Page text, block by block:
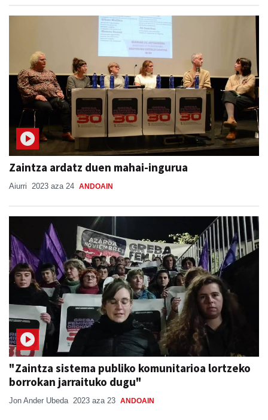
Zaintza ardatz duen mahai-ingurua
Aiurri 2023 aza 24 ANDOAIN
"Zaintza sistema publiko komunitarioa lortzeko
borrokan jarraituko dugu"
Jon Ander Ubeda 2023 aza 23 ANDOAIN